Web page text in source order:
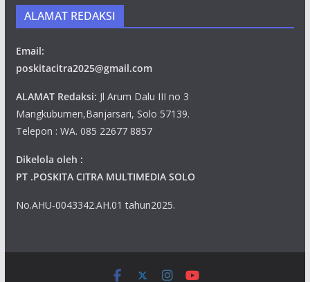
ALAMAT REDAKSI
Email:
poskitacitra2025@gmail.com
ALAMAT Redaksi: Jl Arum Dalu III no 3
Mangkubumen,Banjarsari, Solo 57139.
Telepon : WA. 085 22677 8857
Dikelola oleh :
PT .POSKITA CITRA MULTIMEDIA SOLO
No.AHU-0043342.AH.01 tahun2025.